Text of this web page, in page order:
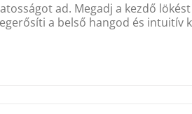
ad. Megadj a kezdő
a belső hangod és intuitív